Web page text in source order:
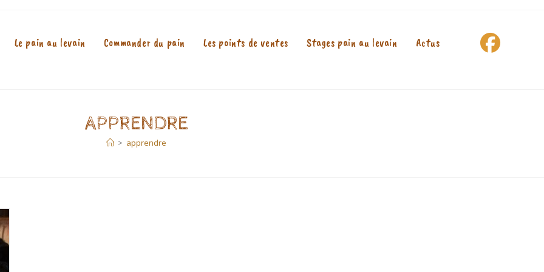
Le pain au levain Commander du pain Les points de ventes Stages pain au levain Actus
APPRENDRE
> apprendre